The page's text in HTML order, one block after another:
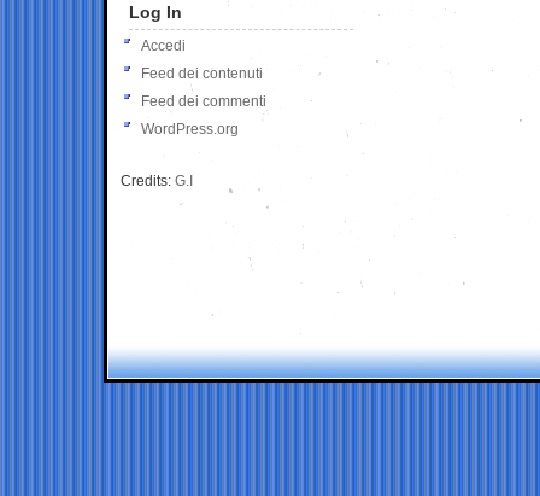
Log In
Accedi
Feed dei contenuti
Feed dei commenti
WordPress.org
Credits: G.I